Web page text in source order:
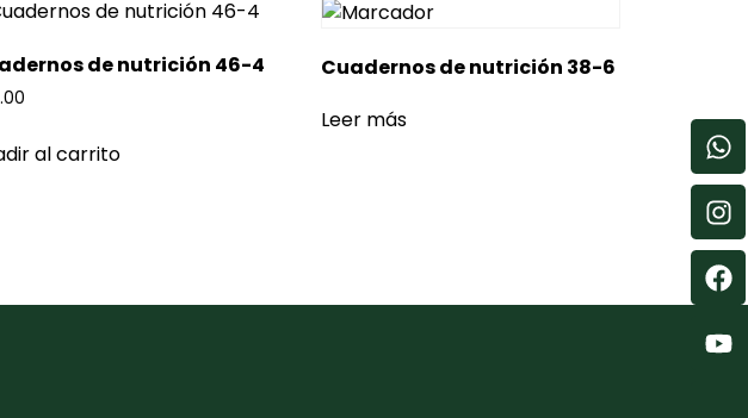
de nutrición 46-4
al carrito
Cuadernos de nutrición 38-6
Leer más